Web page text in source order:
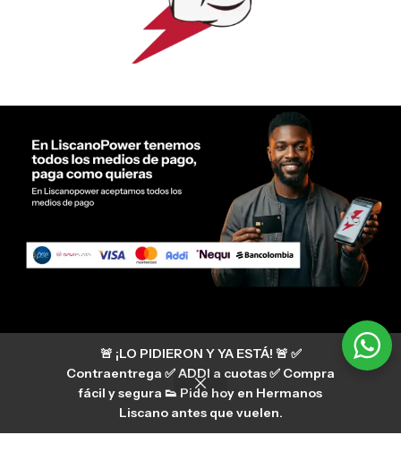
🚨 ¡LO PIDIERON Y YA ESTÁ! 🚨 ✅
Contraentrega ✅ ADDI a cuotas ✅ Compra
fácil y segura 👟 Pide hoy en Hermanos
Liscano antes que vuelen.
Si tienes algún tipo de duda, puedes consultar
nuestro centro de ayuda
hermanosliscano_10 Instagram
Aura
hermanosliscano Tik Tok
Únete a nuestros canales de difusión en
WhatsApp